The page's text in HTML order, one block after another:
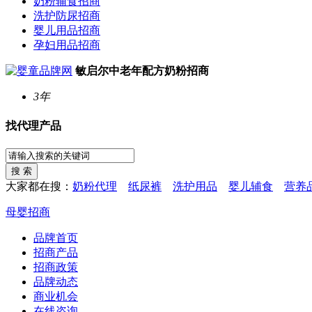
洗护防尿招商
婴儿用品招商
孕妇用品招商
敏启尔中老年配方奶粉招商
3年
找代理产品
大家都在搜： 奶粉代理 纸尿裤 洗护用品 婴儿辅食 营养
母婴招商
品牌首页
招商产品
招商政策
品牌动态
商业机会